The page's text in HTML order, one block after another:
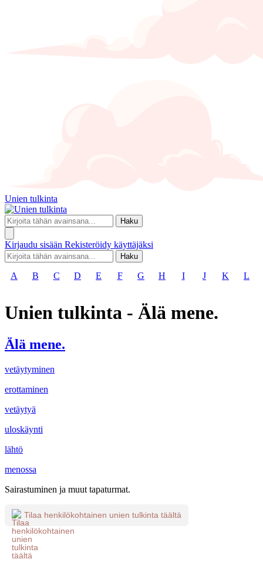
Unien tulkinta
Haku
Kirjaudu sisään Rekisteröidy käyttäjäksi
Haku
A B C D E F G H I J K L
Unien tulkinta - Älä mene.
Älä mene.
vetäytyminen
erottaminen
vetäytyä
uloskäynti
lähtö
menossa
Sairastuminen ja muut tapaturmat.
Tilaa henkilökohtainen unien tulkinta täältä